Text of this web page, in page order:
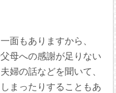
面もありますから、
母への感謝が足りない
婦の話などを聞いて、
まったりすることもあ